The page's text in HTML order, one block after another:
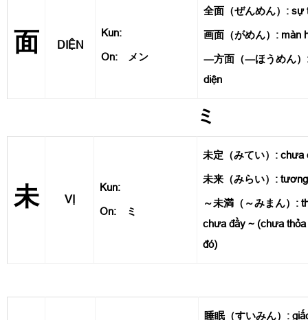
面 DIỆN
Kun:
On: メン
全面（ぜんめん）: sự
画面（がめん）: màn
―方面（―ほうめん）
diện
ミ
未 VỊ
Kun:
On: ミ
未定（みてい）: chưa
未来（みらい）:
～未満（～みまん）:
chưa đầy ~ (chưa
đó)
睡眠（すいみん）: